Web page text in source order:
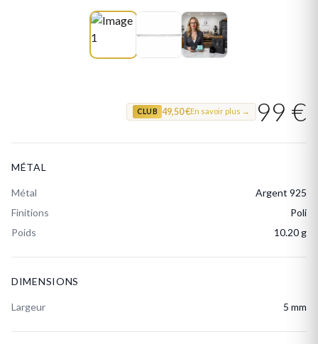
CLUB 49,50 €En savoir plus → 99 €
MÉTAL
Métal
Argent 925
Finitions
Poli
Poids
10.20 g
DIMENSIONS
Largeur 5 mm